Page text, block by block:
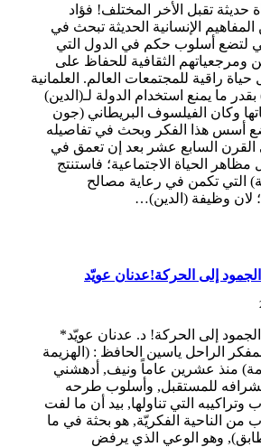
حديثة تقبل الأخر المختلف! فؤاد
الإنسانية الحديثة تبحث في
لتضع أسلوب حكم في الدول التي
ومرجعياتهم الثقافية للحفاظ على
راقية للمجتمعات العالم. العلمانية
ما يمنع استخدام الدولة لـ(الدين)
وكان الفيلسوف البريطاني (جون
أسس هذا الفكر وبحث في تفاصيله
القرن السابع عشر بعد إن تعمق في
الحياة الاجتماعية؛ فاستنتج
التي تكمن في رعاية مصالح
لان وظيفة (الدين)…
إلى الحركة!عدنان عويّد
إلى الحركة! د. عدنان عويّد*
الراحل ياسين الحافظ : (الهزيمة
منذ عشرين عاماً ونيف, أدهشني
للمستقبل, وأسلوب طرحه
التي تناولها, بيد أن ما لفت
من الناحية الفكريّة, هو بحثة في ما
وهو الوعي الذي يرفض